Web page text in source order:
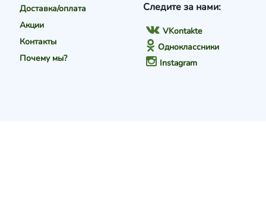
Доставка/оплата
Акции
Контакты
Почему мы?
Следите за нами:
VKontakte
Одноклассники
Instagram